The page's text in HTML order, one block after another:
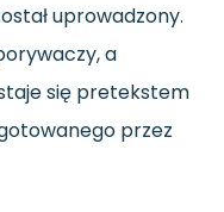
uprowadzony.
a
się pretekstem
przez